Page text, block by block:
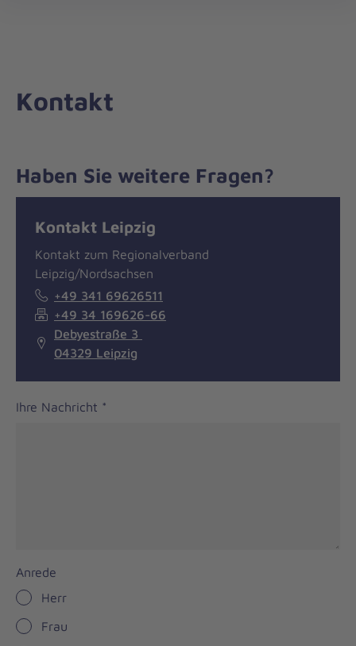
zum
Kontakt
Haben Sie weitere Fragen?
Kontakt Leipzig
Kontakt zum Regionalverband
Leipzig/Nordsachsen
+49 341 69626511
+49 34 169626-66
Debyestraße 3
04329 Leipzig
Ihre Nachricht *
Anrede
Herr
Frau